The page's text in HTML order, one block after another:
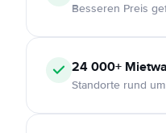
Besseren Preis
24 000+
Standorte rund